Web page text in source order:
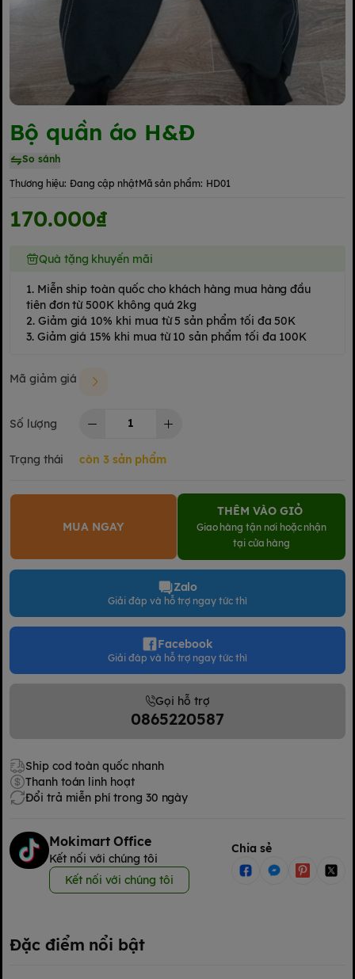
Bộ quần áo H&Đ
So sánh
Thương hiệu: Đang cập nhậtMã sản phẩm: HD01
170.000₫
Quà tặng khuyến mãi
1. Miễn ship toàn quốc cho khách hàng mua hàng đầu
tiên đơn từ 500K không quá 2kg
2. Giảm giá 10% khi mua từ 5 sản phẩm tối đa 50K
3. Giảm giá 15% khi mua từ 10 sản phẩm tối đa 100K
Mã giảm giá
Số lượng
Trạng thái còn 3 sản phẩm
MUA NGAY
THÊM VÀO GIỎ
Giao hàng tận nơi hoặc nhận
tại cửa hàng
Zalo
Giải đáp và hỗ trợ ngay tức thì
Facebook
Giải đáp và hỗ trợ ngay tức thì
Gọi hỗ trợ
0865220587
Ship cod toàn quốc nhanh
Thanh toán linh hoạt
Đổi trả miễn phí trong 30 ngày
Mokimart Office
Kết nối với chúng tôi
Kết nối với chúng tôi
Chia sẻ
Đặc điểm nổi bật